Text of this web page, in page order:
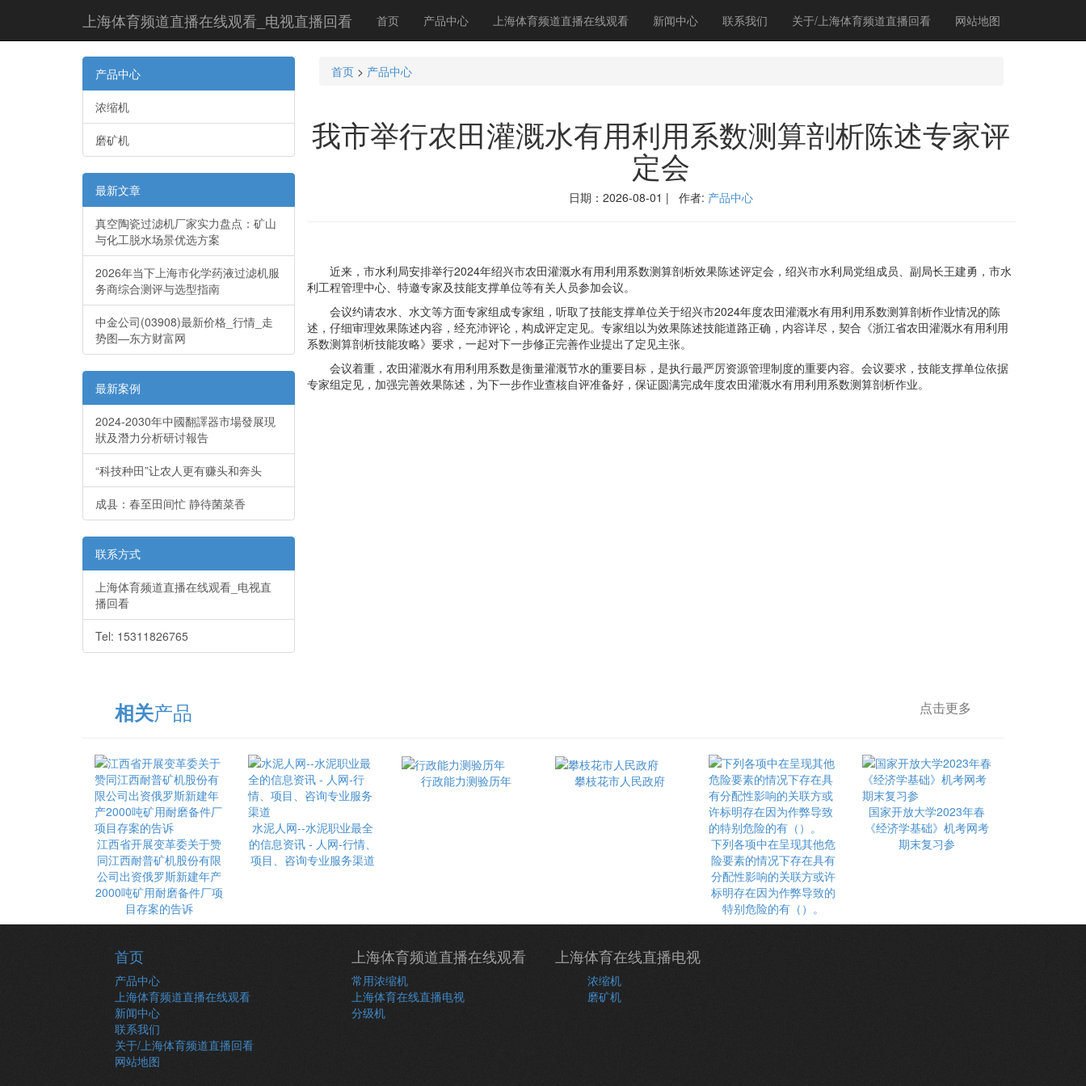
上海体育频道直播在线观看_电视直播回看 首页 产品中心 上海体育频道直播在线观看 新闻中心 联系我们 关于/上海体育频道直播回看 网站地图
产品中心
浓缩机
磨矿机
最新文章
真空陶瓷过滤机厂家实力盘点：矿山
与化工脱水场景优选方案
2026年当下上海市化学药液过滤机服
务商综合测评与选型指南
中金公司(03908)最新价格_行情_走
势图—东方财富网
最新案例
2024-2030年中國翻譯器市場發展現
狀及潛力分析研讨報告
“科技种田”让农人更有赚头和奔头
成县：春至田间忙 静待菌菜香
联系方式
上海体育频道直播在线观看_电视直
播回看
Tel: 15311826765
首页> 产品中心
我市举行农田灌溉水有用利用系数测算剖析陈述专家评
定会
日期：2026-08-01 | 作者: 产品中心
近来，市水利局安排举行2024年绍兴市农田灌溉水有用利用系数测算剖析效果陈述评定会，绍兴市水利局党组成员、副局长王建勇，市水
利工程管理中心、特邀专家及技能支撑单位等有关人员参加会议。
会议约请农水、水文等方面专家组成专家组，听取了技能支撑单位关于绍兴市2024年度农田灌溉水有用利用系数测算剖析作业情况的陈
述，仔细审理效果陈述内容，经充沛评论，构成评定定见。专家组以为效果陈述技能道路正确，内容详尽，契合《浙江省农田灌溉水有用利用
系数测算剖析技能攻略》要求，一起对下一步修正完善作业提出了定见主张。
会议着重，农田灌溉水有用利用系数是衡量灌溉节水的重要目标，是执行最严厉资源管理制度的重要内容。会议要求，技能支撑单位依据
专家组定见，加强完善效果陈述，为下一步作业查核自评准备好，保证圆满完成年度农田灌溉水有用利用系数测算剖析作业。
相关产品 点击更多
江西省开展变革委关于赞
同江西耐普矿机股份有限
公司出资俄罗斯新建年产
2000吨矿用耐磨备件厂项
目存案的告诉
水泥人网--水泥职业最全
的信息资讯 - 人网-行情、
项目、咨询专业服务渠道
行政能力测验历年 攀枝花市人民政府
下列各项中在呈现其他危
险要素的情况下存在具有
分配性影响的关联方或许
标明存在因为作弊导致的
特别危险的有（）。
国家开放大学2023年春
《经济学基础》机考网考
期末复习参
首页
产品中心
上海体育频道直播在线观看
新闻中心
联系我们
关于/上海体育频道直播回看
网站地图
上海体育频道直播在线观看
常用浓缩机
上海体育在线直播电视
分级机
上海体育在线直播电视
浓缩机
磨矿机